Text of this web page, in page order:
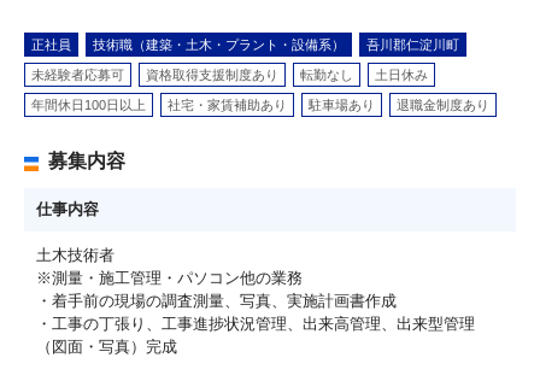
正社員 技術職（建築・土木・プラント・設備系） 吾川郡仁淀川町
未経験者応募可 資格取得支援制度あり 転勤なし 土日休み
年間休日100日以上 社宅・家賃補助あり 駐車場あり 退職金制度あり
募集内容
仕事内容
土木技術者
※測量・施工管理・パソコン他の業務
・着手前の現場の調査測量、写真、実施計画書作成
・工事の丁張り、工事進捗状況管理、出来高管理、出来型管理
（図面・写真）完成